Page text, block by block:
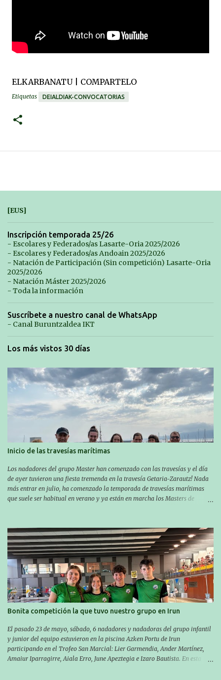
ELKARBANATU | COMPARTELO
Etiquetas DEIALDIAK-CONVOCATORIAS
[EUS]
Inscripción temporada 25/26
- Escolares y Federados/as Lasarte-Oria 2025/2026
- Escolares y Federados/as Andoain 2025/2026
- Natación de Participación (Sin competición) Lasarte-Oria
2025/2026
- Natación Máster 2025/2026
- Toda la información
Suscríbete a nuestro canal de WhatsApp
- Canal Buruntzaldea IKT
Los más vistos 30 días
Inicio de las travesías marítimas
Los nadadores del grupo Master han comenzado con las travesías y el día
de ayer tuvieron una fiesta tremenda en la travesía Getaria-Zarautz! Nada
más entrar en julio, ha comenzado la temporada de travesías marítimas
que suele ser habitual en verano y ya están en marcha los Masters de
próxima cita. Para empezar, el 13 de julio, Manu Santos participó en la
XXXVIII. Travesía a nado de Ondarroa y recorrió una distancia de 1600
metros en 28 minutos y 30 segundos. Al día siguiente, Manu Santos y su
compañero Asier Gorostegi participaron en la V. San Antón Bira. En esta
travesía se realiza un recorrido desde la playa de Gaztetape hasta la playa
de Malkorbe, pero debido al estado del mar de aquel día, la organización
decidió hacerlo en el interior de la bahía de la playa de Malkorbe. Así,
Asier completó el recorrido en 29 minutos y 30 segundos, c...
Bonita competición la que tuvo nuestro grupo en Irun
El pasado 23 de mayo, sábado, 6 nadadores y nadadoras del grupo infantil
y junior del equipo estuvieron en la piscina Azken Portu de Irun
participando en el Trofeo San Marcial: Lier Garmendia, Ander Martínez,
Amaiur Iparragirre, Aiala Erro, June Apeztegia e Izaro Bautista. En esta